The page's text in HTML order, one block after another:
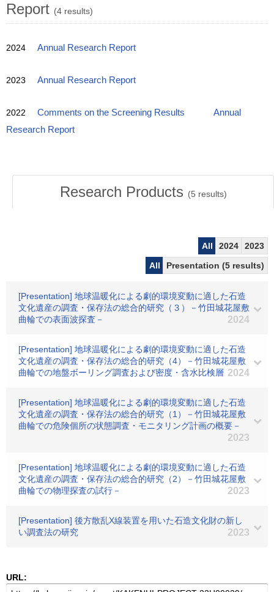
Report (4 results)
2024 Annual Research Report
2023 Annual Research Report
2022 Comments on the Screening Results
Annual
Research Report
Research Products (5 results)
All 2024
2023
All
Presentation (5 results)
[Presentation] 地球温暖化による劇的環境変動に適した石造
文化遺産の調査・保存法の総合的研究（３）－竹田城花屋敷
曲輪での表面波探査－
2024
[Presentation] 地球温暖化による劇的環境変動に適した石造
文化遺産の調査・保存法の総合的研究（4）－竹田城花屋敷
曲輪での地盤ボーリング調査および密度・含水比検層 2024
[Presentation] 地球温暖化による劇的環境変動に適した石造
文化遺産の調査・保存法の総合的研究（1）－竹田城花屋敷
曲輪での危険個所の状態調査・モニタリング計画の概要－
2023
[Presentation] 地球温暖化による劇的環境変動に適した石造
文化遺産の調査・保存法の総合的研究（2）－竹田城花屋敷
曲輪での物理探査の試行－
2023
[Presentation] 後方散乱X線装置を用いた石造文化財の新し
い調査法の研究
2023
URL: